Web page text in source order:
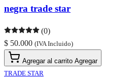
negra trade star
(0)
$ 50.000 (IVA Incluido)
Agregar al carrito Agregar
TRADE STAR